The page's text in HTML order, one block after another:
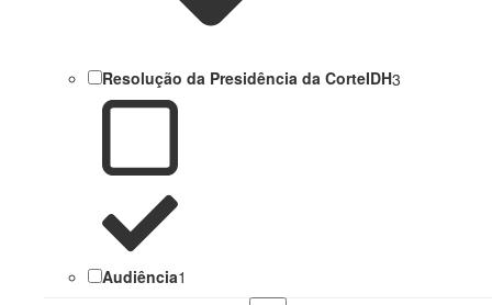
Resolução da Presidência da CorteIDH3
Audiência1